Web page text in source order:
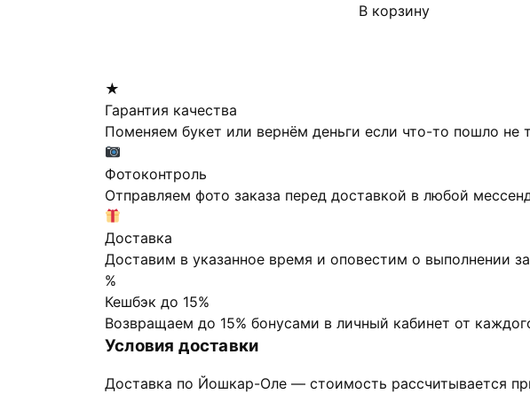
В корзину
★
Гарантия качества
Поменяем букет или вернём деньги если что-то пошло не
Фотоконтроль
Отправляем фото заказа перед доставкой в любой
Доставка
Доставим в указанное время и оповестим о выполнении
%
Кешбэк до 15%
Возвращаем до 15% бонусами в личный кабинет от
Условия доставки
Доставка по Йошкар-Оле — стоимость рассчитывается